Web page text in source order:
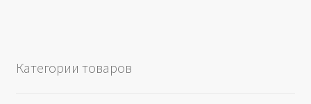
Категории товаров